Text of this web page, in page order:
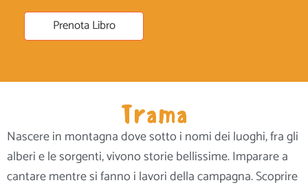
Prenota Libro
Trama
Nascere in montagna dove sotto i nomi dei luoghi, fra gli
alberi e le sorgenti, vivono storie bellissime. Imparare a
cantare mentre si fanno i lavori della campagna. Scoprire